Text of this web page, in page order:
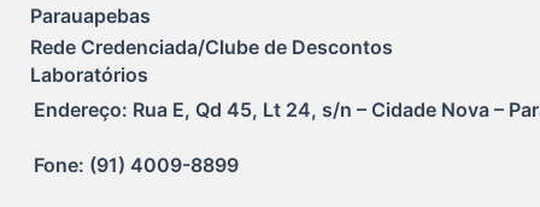
Parauapebas
Rede Credenciada/Clube de Descontos
Laboratórios
Endereço: Rua E, Qd 45, Lt 24, s/n – Cidade Nova –
Fone: (91) 4009-8899